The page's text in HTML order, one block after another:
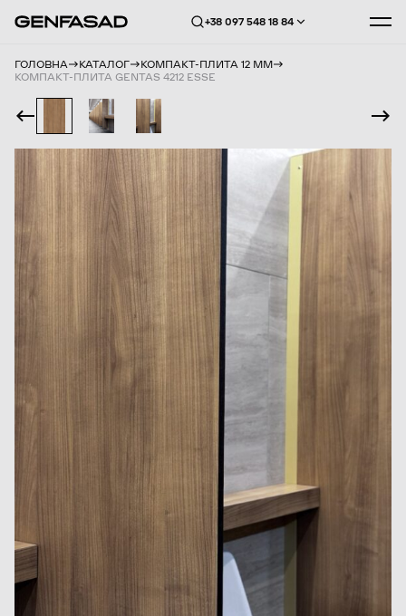
+38 097 548 18 84
ГОЛОВНА КАТАЛОГ
КОМПАКТ-ПЛИТА 12 ММ
КОМПАКТ-ПЛИТА GENTAS 4212 ESSE